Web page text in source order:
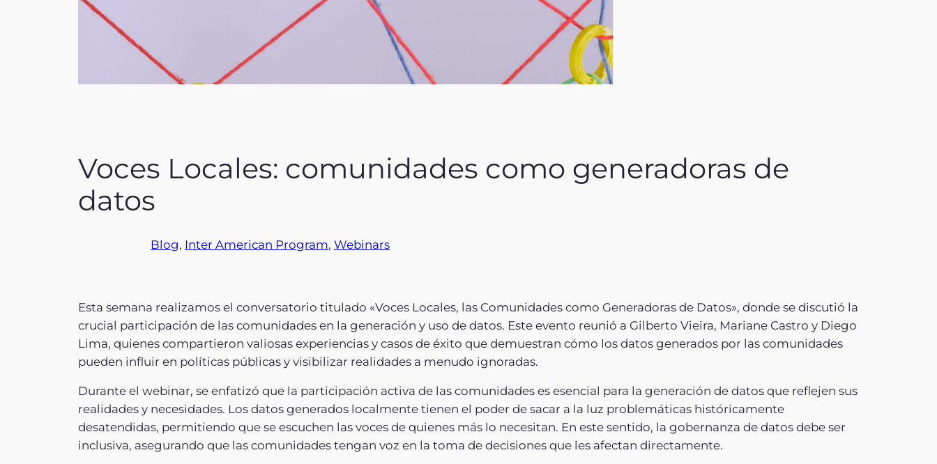
Voces Locales: comunidades como generadoras de
datos
Blog, Inter American Program, Webinars
Esta semana realizamos el conversatorio titulado «Voces Locales, las Comunidades como Generadoras de Datos», donde se discutió la
crucial participación de las comunidades en la generación y uso de datos. Este evento reunió a Gilberto Vieira, Mariane Castro y Diego
Lima, quienes compartieron valiosas experiencias y casos de éxito que demuestran cómo los datos generados por las comunidades
pueden influir en políticas públicas y visibilizar realidades a menudo ignoradas.
Durante el webinar, se enfatizó que la participación activa de las comunidades es esencial para la generación de datos que reflejen sus
realidades y necesidades. Los datos generados localmente tienen el poder de sacar a la luz problemáticas históricamente
desatendidas, permitiendo que se escuchen las voces de quienes más lo necesitan. En este sentido, la gobernanza de datos debe ser
inclusiva, asegurando que las comunidades tengan voz en la toma de decisiones que les afectan directamente.